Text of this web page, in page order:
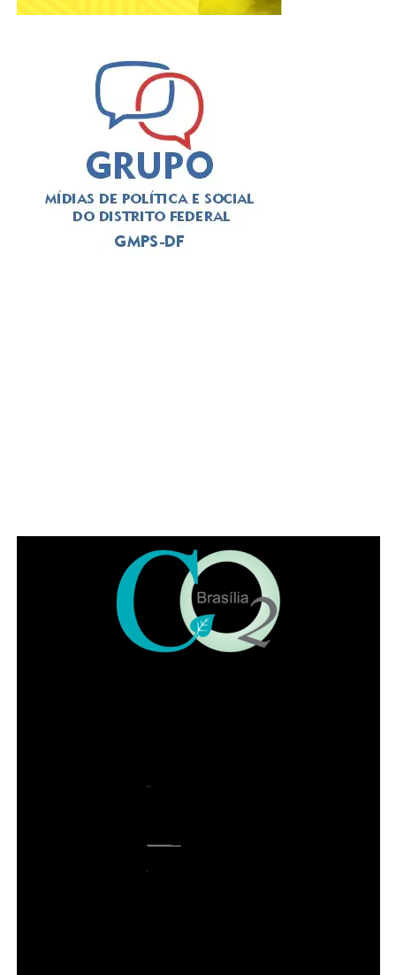
equilíbrio perfeito entre limpeza profunda e hidratação.
poderoso, retendo a umidade e promovendo maciez
mesmo após o uso de produtos que poderiam ressecar.
ADVERTISEMENT
possui pele seca ou mista, pois oferece tanto
desintoxicação quanto nutrição, além de ser uma
alternativa suave para peles sensíveis. O uso regular
pode ainda ajudar a revitalizar a barreira cutânea,
reforçando os mecanismos naturais de proteção da pele.
realmente pode ajudar no combate